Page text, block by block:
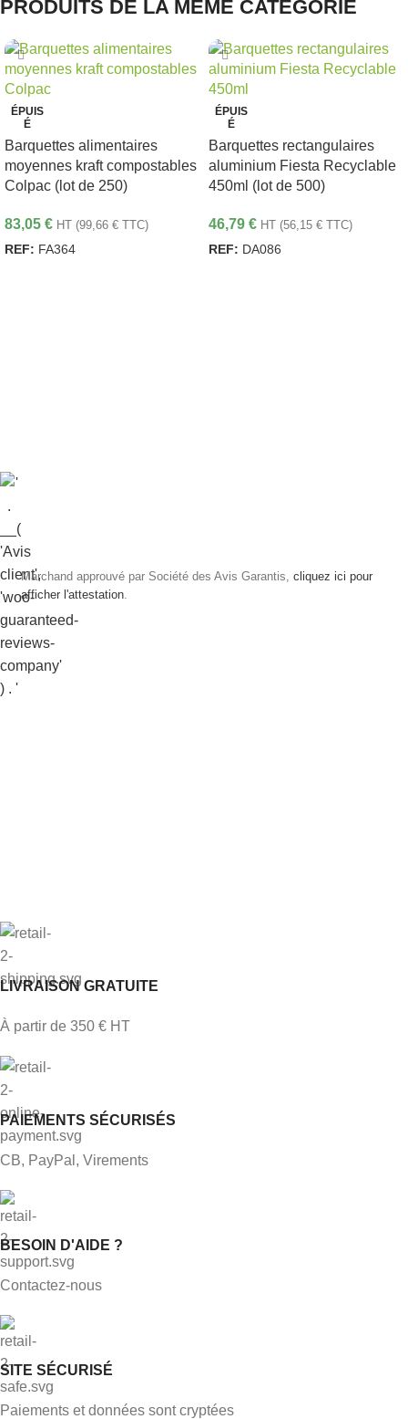
PRODUITS DE LA MÊME CATÉGORIE
ÉPUIS
É
Barquettes alimentaires
moyennes kraft compostables
Colpac (lot de 250)
83,05 € HT (99,66 € TTC)
REF: FA364
ÉPUIS
É
Barquettes rectangulaires
aluminium Fiesta Recyclable
450ml (lot de 500)
46,79 € HT (56,15 € TTC)
REF: DA086
Marchand approuvé par Société des Avis Garantis, cliquez ici pour
afficher l'attestation
LIVRAISON GRATUITE
À partir de 350 € HT
PAIEMENTS SÉCURISÉS
CB, PayPal, Virements
BESOIN D'AIDE ?
Contactez-nous
SITE SÉCURISÉ
Paiements et données sont cryptées